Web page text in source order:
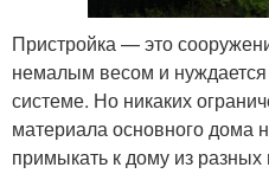
Пристройка — это
немалым весом и
системе. Но никаких
материала основного дома
примыкать к дому из